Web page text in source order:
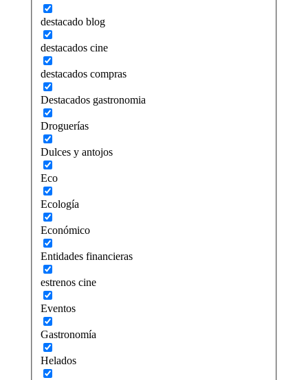
destacado blog
destacados cine
destacados compras
Destacados gastronomia
Droguerías
Dulces y antojos
Eco
Ecología
Económico
Entidades financieras
estrenos cine
Eventos
Gastronomía
Helados